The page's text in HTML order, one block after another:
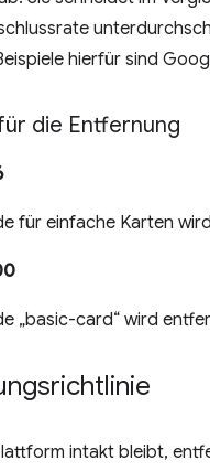
hierfür sind
die Entfernung
für einfache Karten
„basic-card“ wird
intakt bleibt,